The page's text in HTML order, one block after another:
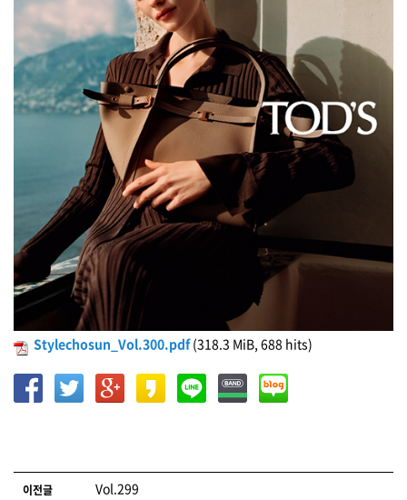
Stylechosun_Vol.300.pdf(318.3 MiB, 688 hits)
글 네비게이션
이전글 Vol.299